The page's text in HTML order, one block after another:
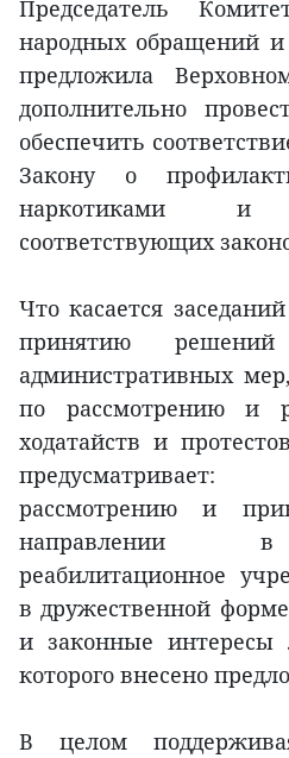
Председатель
народных обращений
предложила
дополнительно
обеспечить
Закону о
наркотиками
соответствующих
Что касается
принятию
административных
по рассмотрению и
ходатайств и
рассмотрению и
направлении в
реабилитационное
в дружественной
и законные
которого внесено
В целом